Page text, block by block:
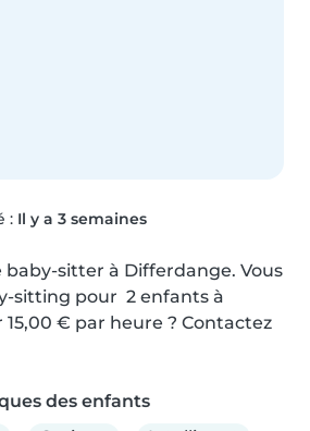
: Il y a 3 semaines
sitter à Differdange. Vous
sitting pour  2 enfants à
€ par heure ? Contactez
des enfants